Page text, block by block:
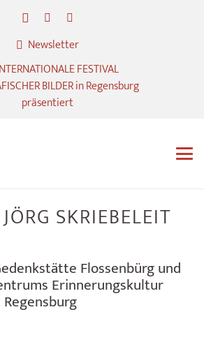
Newsletter
FESTIVAL
BILDER in Regensburg
präsentiert
SKRIEBELEIT
Flossenbürg und
Erinnerungskultur